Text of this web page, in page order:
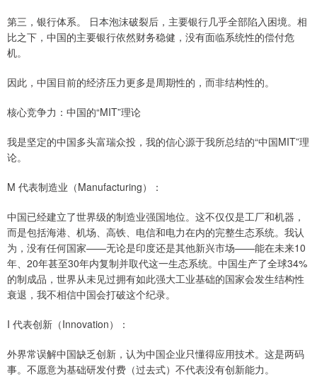
第三，银行体系。 日本泡沫破裂后，主要银行几乎全部陷入困境。相
比之下，中国的主要银行依然财务稳健，没有面临系统性的偿付危
机。
因此，中国目前的经济压力更多是周期性的，而非结构性的。
核心竞争力：中国的“MIT”理论
我是坚定的中国多头富瑞众投，我的信心源于我所总结的“中国MIT”理
论。
M 代表制造业（Manufacturing）：
中国已经建立了世界级的制造业强国地位。这不仅仅是工厂和机器，
而是包括海港、机场、高铁、电信和电力在内的完整生态系统。我认
为，没有任何国家——无论是印度还是其他新兴市场——能在未来10
年、20年甚至30年内复制并取代这一生态系统。中国生产了全球34%
的制成品，世界从未见过拥有如此强大工业基础的国家会发生结构性
衰退，我不相信中国会打破这个纪录。
I 代表创新（Innovation）：
外界常误解中国缺乏创新，认为中国企业只懂得应用技术。这是两码
事。不愿意为基础研发付费（过去式）不代表没有创新能力。